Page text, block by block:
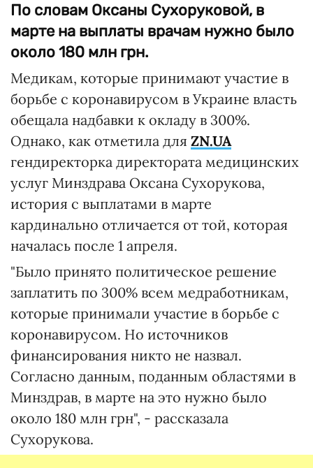
По словам Оксаны Сухоруковой, в
марте на выплаты врачам нужно было
около 180 млн грн.
Медикам, которые принимают участие в
борьбе с коронавирусом в Украине власть
обещала надбавки к окладу в 300%.
Однако, как отметила для ZN.UA
гендиректорка директората медицинских
услуг Минздрава Оксана Сухорукова,
история с выплатами в марте
кардинально отличается от той, которая
началась после 1 апреля.
"Было принято политическое решение
заплатить по 300% всем медработникам,
которые принимали участие в борьбе с
коронавирусом. Но источников
финансирования никто не назвал.
Согласно данным, поданным областями в
Минздрав, в марте на это нужно было
около 180 млн грн", - рассказала
Сухорукова.